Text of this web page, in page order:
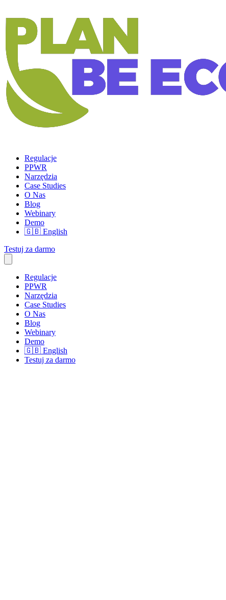
Regulacje
PPWR
Narzędzia
Case Studies
O Nas
Blog
Webinary
Demo
🇬🇧 English
Testuj za darmo
Regulacje
PPWR
Narzędzia
Case Studies
O Nas
Blog
Webinary
Demo
🇬🇧 English
Testuj za darmo